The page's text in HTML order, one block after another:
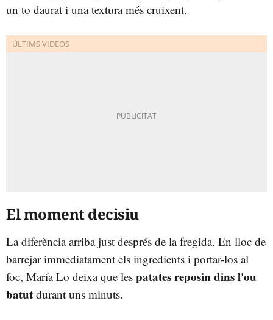
un to daurat i una textura més cruixent.
El moment decisiu
La diferència arriba just després de la fregida. En lloc de
barrejar immediatament els ingredients i portar-los al
foc, María Lo deixa que les patates reposin dins l'ou
batut durant uns minuts.